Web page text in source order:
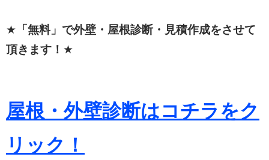
★ 「無料」で外壁・屋根診断・見積作成をさせて
頂きます！ ★
屋根・外壁診断はコチラをク
リック！